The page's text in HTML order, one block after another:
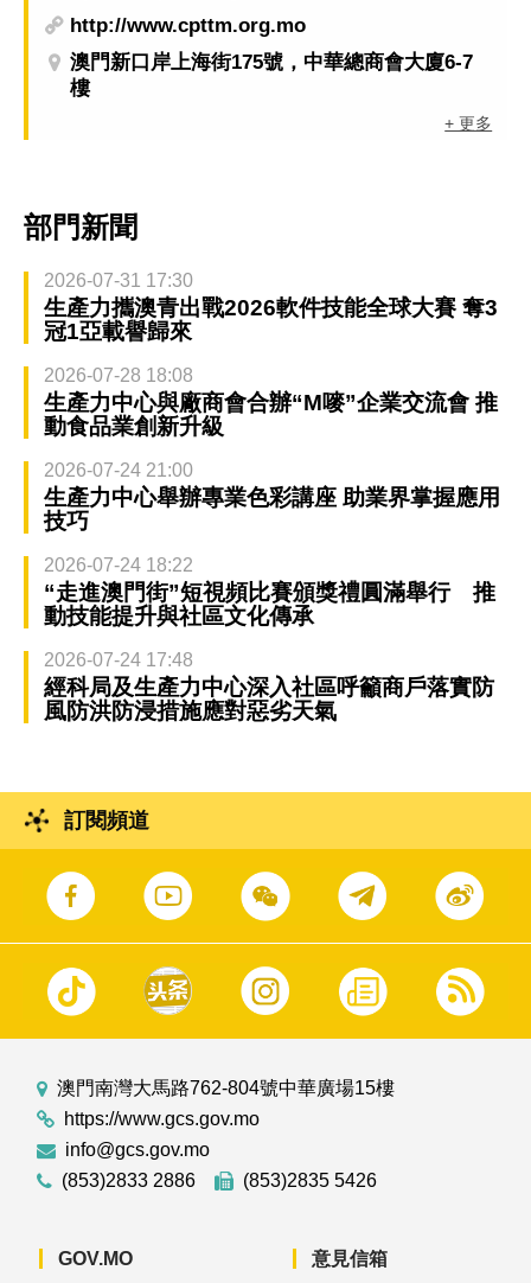
http://www.cpttm.org.mo
澳門新口岸上海街175號，中華總商會大廈6-7
樓
+ 更多
部門新聞
2026-07-31 17:30
生產力攜澳青出戰2026軟件技能全球大賽 奪3
冠1亞載譽歸來
2026-07-28 18:08
生產力中心與廠商會合辦“M嘜”企業交流會 推
動食品業創新升級
2026-07-24 21:00
生產力中心舉辦專業色彩講座 助業界掌握應用
技巧
2026-07-24 18:22
“走進澳門街”短視頻比賽頒獎禮圓滿舉行 推
動技能提升與社區文化傳承
2026-07-24 17:48
經科局及生產力中心深入社區呼籲商戶落實防
風防洪防浸措施應對惡劣天氣
訂閱頻道
澳門南灣大馬路762-804號中華廣場15樓
https://www.gcs.gov.mo
info@gcs.gov.mo
(853)2833 2886
(853)2835 5426
GOV.MO 意見信箱